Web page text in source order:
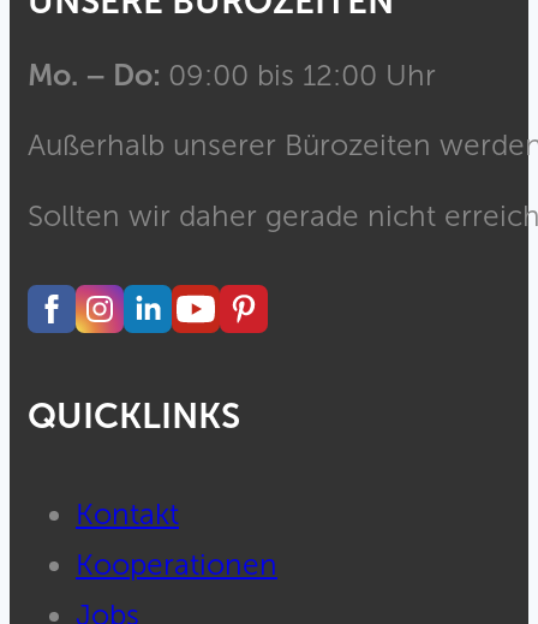
Mo. – Do: 09:00 bis 12:00 Uhr
Außerhalb unserer Bürozeiten
Sollten wir daher gerade nicht
QUICKLINKS
Kontakt
Kooperationen
Jobs